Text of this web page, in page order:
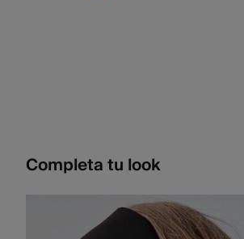
Completa tu look